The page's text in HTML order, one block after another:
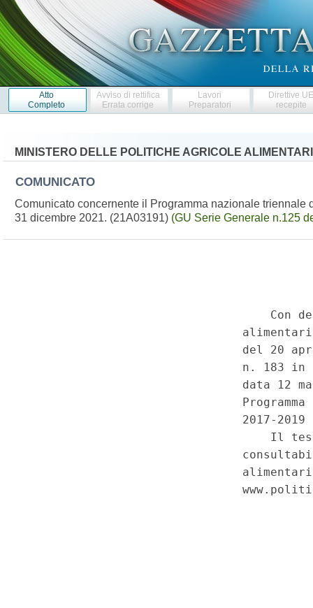
Atto
Completo
Avviso di rettifica
Errata corrige
Lavori
Preparatori
Direttive
recepite
MINISTERO DELLE POLITICHE AGRICOLE
COMUNICATO
Comunicato concernente il Programma nazionale
31 dicembre 2021. (21A03191) (GU Serie Generale n.125